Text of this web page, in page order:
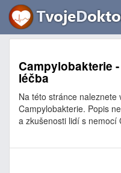
Campylobakterie
léčba
Na této stránce
Campylobakterie. Popis
a zkušenosti lidí s nemocí